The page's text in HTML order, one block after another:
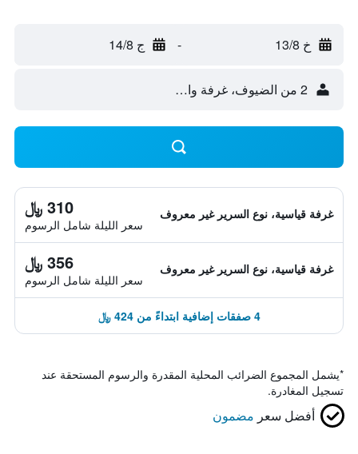
خ 13/8 - ج 14/8
2 من الضيوف، غرفة واحدة
غرفة قياسية، نوع السرير غير معروف 310 ﷼
سعر الليلة شامل الرسوم
غرفة قياسية، نوع السرير غير معروف 356 ﷼
سعر الليلة شامل الرسوم
4 صفقات إضافية ابتداءً من 424 ﷼
*يشمل المجموع الضرائب المحلية المقدرة والرسوم المستحقة عند
تسجيل المغادرة.
أفضل سعر مضمون